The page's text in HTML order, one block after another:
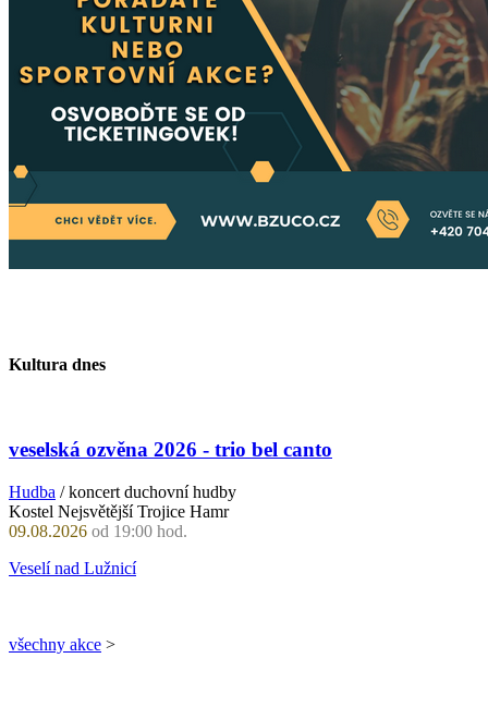
Kultura dnes
veselská ozvěna 2026 - trio bel canto
Hudba / koncert duchovní hudby
Kostel Nejsvětější Trojice Hamr
09.08.2026 od 19:00 hod.
Veselí nad Lužnicí
všechny akce >